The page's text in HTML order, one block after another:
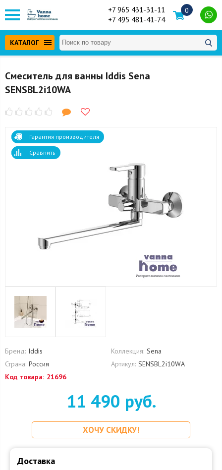
+7 965 431-31-11
+7 495 481-41-74
0
КАТАЛОГ
Смеситель для ванны Iddis Sena
SENSBL2i10WA
Гарантия производителя
Сравнить
Бренд: Iddis Коллекция: Sena
Страна: Россия Артикул: SENSBL2i10WA
Код товара: 21696
11 490 руб.
ХОЧУ СКИДКУ!
Доставка